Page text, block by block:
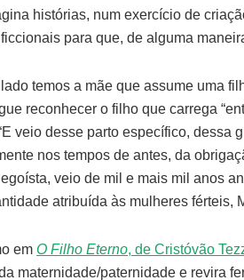
histórias, num exercício de
para que, de alguma
temos a mãe que assume uma
reconhecer o filho que carrega
veio desse parto específico, dessa
nos tempos de antes, da
veio de mil e mais mil anos
atribuída às mulheres férteis,
em O Filho Eterno, de Cristóvão
maternidade/paternidade e revira